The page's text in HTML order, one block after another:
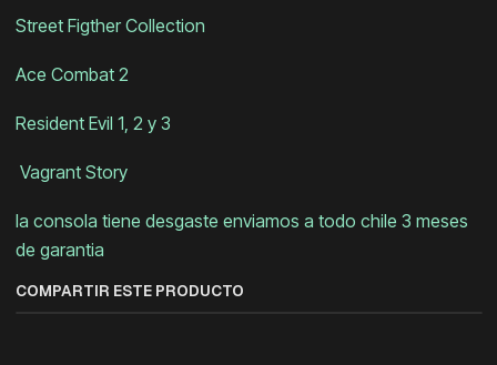
Street Figther Collection
Ace Combat 2
Resident Evil 1, 2 y 3
Vagrant Story
la consola tiene desgaste enviamos a todo chile 3 meses
de garantia
COMPARTIR ESTE PRODUCTO